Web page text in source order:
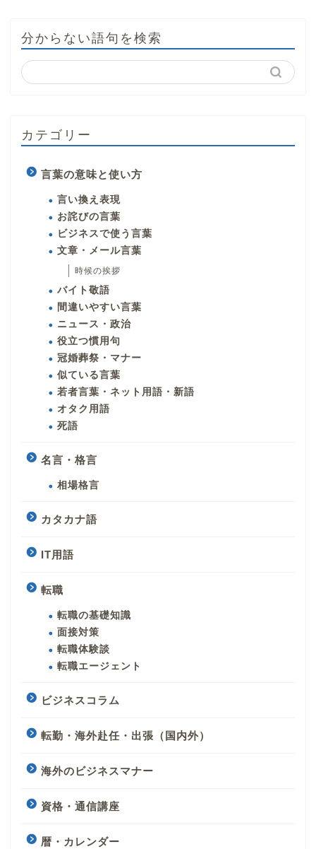
分からない語句を検索
カテゴリー
言葉の意味と使い方
言い換え表現
お詫びの言葉
ビジネスで使う言葉
文章・メール言葉
時候の挨拶
バイト敬語
間違いやすい言葉
ニュース・政治
役立つ慣用句
冠婚葬祭・マナー
似ている言葉
若者言葉・ネット用語・新語
オタク用語
死語
名言・格言
相場格言
カタカナ語
IT用語
転職
転職の基礎知識
面接対策
転職体験談
転職エージェント
ビジネスコラム
転勤・海外赴任・出張（国内外）
海外のビジネスマナー
資格・通信講座
暦・カレンダー